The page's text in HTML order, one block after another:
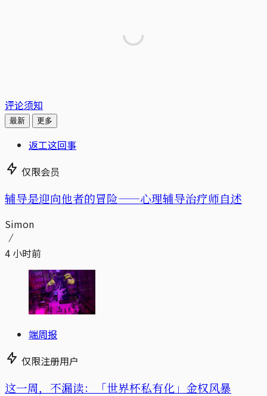
评论须知
最新 更多
返工这回事
仅限会员
辅导是迎向他者的冒险——心理辅导治疗师自述
Simon
4 小时前
端周报
仅限注册用户
这一周，不漏读：「世界杯私有化」金权风暴